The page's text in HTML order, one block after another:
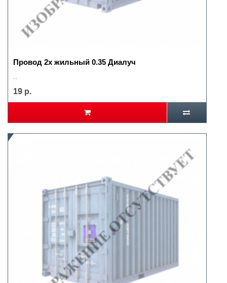
Провод 2х жильный 0.35 Диалуч
19 р.